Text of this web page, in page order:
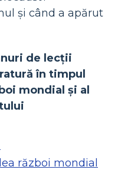
și când a apărut
de lecții
în timpul
mondial și al
război mondial